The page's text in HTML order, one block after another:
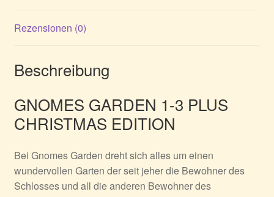
Rezensionen (0)
Beschreibung
GNOMES GARDEN 1-3 PLUS
CHRISTMAS EDITION
Bei Gnomes Garden dreht sich alles um einen
wundervollen Garten der seit jeher die Bewohner des
Schlosses und all die anderen Bewohner des